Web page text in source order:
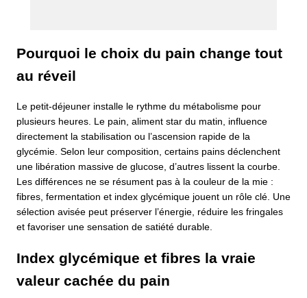
Pourquoi le choix du pain change tout
au réveil
Le petit-déjeuner installe le rythme du métabolisme pour
plusieurs heures. Le pain, aliment star du matin, influence
directement la stabilisation ou l’ascension rapide de la
glycémie. Selon leur composition, certains pains déclenchent
une libération massive de glucose, d’autres lissent la courbe.
Les différences ne se résument pas à la couleur de la mie :
fibres, fermentation et index glycémique jouent un rôle clé. Une
sélection avisée peut préserver l’énergie, réduire les fringales
et favoriser une sensation de satiété durable.
Index glycémique et fibres la vraie
valeur cachée du pain